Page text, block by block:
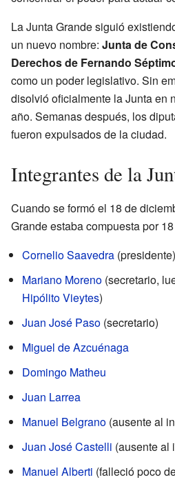
La Junta Grande siguió
un nuevo nombre: Junta de
Derechos de Fernando
como un poder legislativo. Sin
disolvió oficialmente la Junta en
año. Semanas después, los
fueron expulsados de la ciudad.
Integrantes de la
Cuando se formó el 18 de
Grande estaba compuesta por
Cornelio Saavedra (presidente)
Mariano Moreno (secretario,
Hipólito Vieytes)
Juan José Paso (secretario)
Miguel de Azcuénaga
Domingo Matheu
Juan Larrea
Manuel Belgrano (ausente al
Juan José Castelli (ausente al
Manuel Alberti (falleció poco